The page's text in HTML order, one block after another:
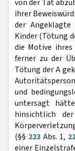
von der Tat
ihrer
der
Kinder (Tötung
die Motive
ferner zu der
Tötung der A
und
untersagt
hinsichtlich
(§§ 223Abs. 1,
einer